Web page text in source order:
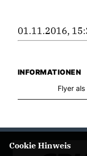
01.11.2016,
INFORMATIONEN
Flyer
Cookie Hinweis